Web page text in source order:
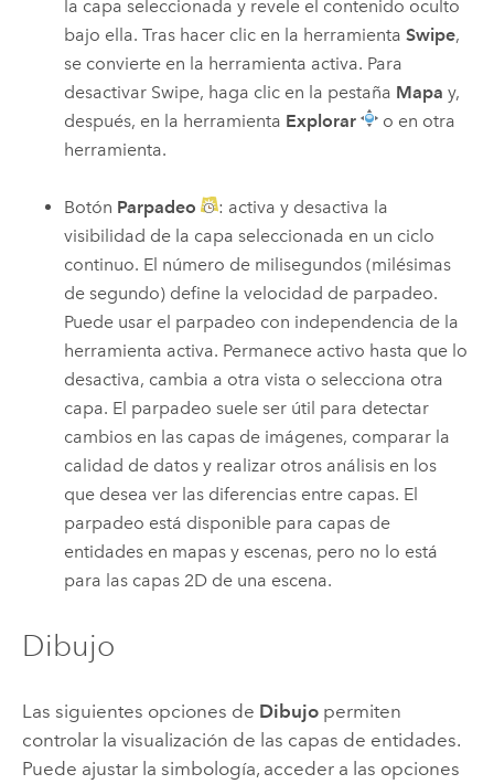
la capa seleccionada y revele el contenido oculto
bajo ella. Tras hacer clic en la herramientaSwipe,
se convierte en la herramienta activa. Para
desactivar Swipe, haga clic en la pestaña Mapa y,
después, en la herramienta Explorar
o en otra
herramienta.
Botón Parpadeo
: activa y desactiva la
visibilidad de la capa seleccionada en un ciclo
continuo. El número de milisegundos (milésimas
de segundo) define la velocidad de parpadeo.
Puede usar el parpadeo con independencia de la
herramienta activa. Permanece activo hasta que lo
desactiva, cambia a otra vista o selecciona otra
capa. El parpadeo suele ser útil para detectar
cambios en las capas de imágenes, comparar la
calidad de datos y realizar otros análisis en los
que desea ver las diferencias entre capas. El
parpadeo está disponible para capas de
entidades en mapas y escenas, pero no lo está
para las capas 2D de una escena.
Dibujo
Las siguientes opciones de Dibujopermiten
controlar la visualización de las capas de entidades.
Puede ajustar la simbología, acceder a las opciones